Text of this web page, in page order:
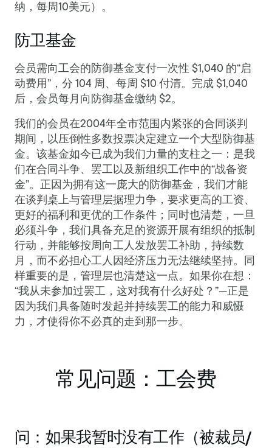
纳，每周10美元）。
防卫基金
会员需向工会的防御基金支付一次性 $1,040 的“启
动费用”，分 104 周、每周 $10 付清。完成 $1,040
后，会员每月向防御基金缴纳 $2。
我们的会员在2004年全市范围内紧张的合同谈判
期间，以压倒性多数投票决定建立一个大型防御基
金。该基金如今已成为我们力量的支柱之一：是我
们在合同斗争、罢工以及新组织工作中的“战备资
金”。正因为拥有这一庞大的防御基金，我们才能
在谈判桌上与管理层据理力争，要求更高的工资、
更好的福利和更优的工作条件；同时也清楚，一旦
必须斗争，我们具备充足的资源开展有组织的抵制
行动，并能够按周向工人发放罢工补助，持续数
月，而不必担心工人因经济压力无法继续坚持。同
样重要的是，管理层也清楚这一点。如果你在想：
“我从未参加过罢工，这对我有什么好处？”—正是
因为我们具备随时发起并持续罢工的能力和威慑
力，才使得你不必真的走到那一步。
常见问题：工会费
问：如果我暂时没有工作（被裁员/